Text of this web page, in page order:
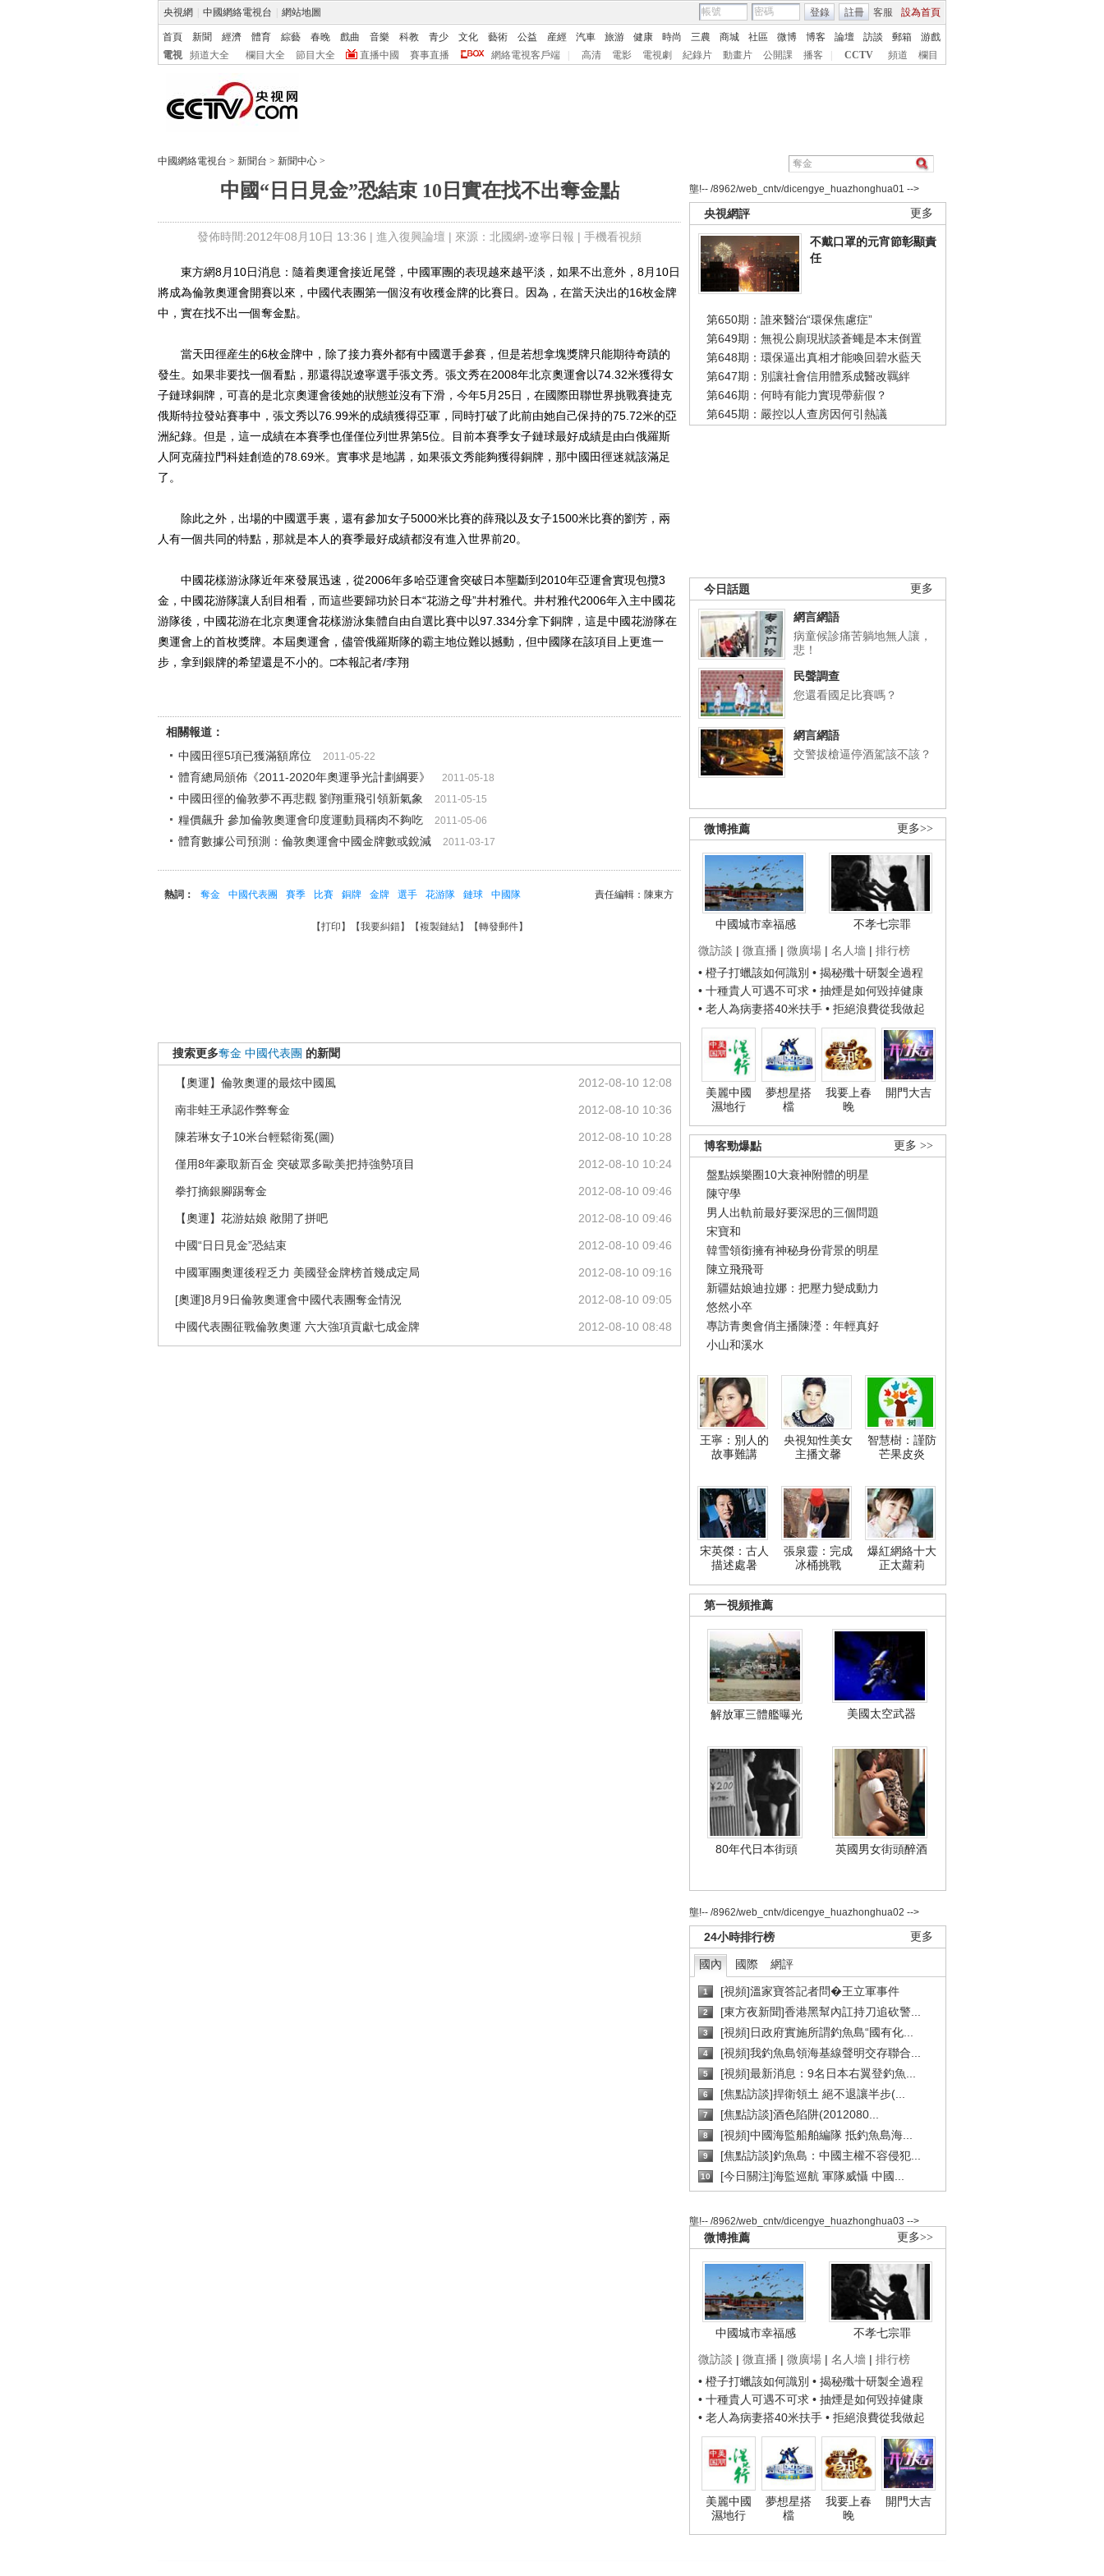
央視網 中國網絡電視台 網站地圖 客服 設為首頁
登錄 註冊
首頁 新聞 經濟 體育 綜藝 春晚 戲曲 音樂 科教 青少 文化 藝術 公益 産經 汽車 旅游 健康 時尚 三農 商城 社區 微博 博客 論壇 訪談 郵箱
游戲
電視
頻道大全 欄目大全 節目大全 直播中國 賽事直播 網絡電視客戶端 高清 電影 電視劇 紀錄片 動畫片 公開課 播客 CCTV 頻道 欄目
中國網絡電視台 > 新聞台 > 新聞中心 >
中國“日日見金”恐結束 10日實在找不出奪金點
發佈時間:2012年08月10日 13:36 | 進入復興論壇 | 來源：北國網-遼寧日報 | 手機看視頻
壟!-- /8962/web_cntv/dicengye_huazhonghua01 -->
更多
央視網評
不戴口罩的元宵節彰顯責
任
第650期：誰來醫治“環保焦慮症”
第649期：無視公廁現狀談蒼蠅是本末倒置
第648期：環保逼出真相才能喚回碧水藍天
第647期：別讓社會信用體系成醫改羈絆
第646期：何時有能力實現帶薪假？
第645期：嚴控以人查房因何引熱議
更多
今日話題
網言網語
病童候診痛苦躺地無人讓，
悲！
民聲調查
您還看國足比賽嗎？
網言網語
交警拔槍逼停酒駕該不該？
更多>>
微博推薦
中國城市幸福感
不孝七宗罪
微訪談 | 微直播 | 微廣場 | 名人墻 | 排行榜
• 橙子打蠟該如何識別 • 揭秘殲十研製全過程
• 十種貴人可遇不可求 • 抽煙是如何毀掉健康
• 老人為病妻搭40米扶手 • 拒絕浪費從我做起
美麗中國
濕地行
夢想星搭
檔
我要上春
晚
開門大吉
更多 >>
博客勁爆點
盤點娛樂圈10大衰神附體的明星
陳守學
男人出軌前最好要深思的三個問題
宋寶和
韓雪領銜擁有神秘身份背景的明星
陳立飛飛哥
新疆姑娘迪拉娜：把壓力變成動力
悠然小卒
專訪青奧會俏主播陳瀅：年輕真好
小山和溪水
王寧：別人的
故事難講
央視知性美女
主播文馨
智慧樹：謹防
芒果皮炎
宋英傑：古人
描述處暑
張泉靈：完成
冰桶挑戰
爆紅網絡十大
正太蘿莉
第一視頻推薦
解放軍三體艦曝光 美國太空武器
80年代日本街頭 英國男女街頭醉酒
壟!-- /8962/web_cntv/dicengye_huazhonghua02 -->
更多
24小時排行榜
國內 國際 網評
1 [視頻]溫家寶答記者問�王立軍事件
2 [東方夜新聞]香港黑幫內訌持刀追砍警...
3 [視頻]日政府實施所謂釣魚島“國有化...
4 [視頻]我釣魚島領海基線聲明交存聯合...
5 [視頻]最新消息：9名日本右翼登釣魚...
6 [焦點訪談]捍衛領土 絕不退讓半步(...
7 [焦點訪談]酒色陷阱(2012080...
8 [視頻]中國海監船舶編隊 抵釣魚島海...
9 [焦點訪談]釣魚島：中國主權不容侵犯...
10 [今日關注]海監巡航 軍隊威懾 中國...
壟!-- /8962/web_cntv/dicengye_huazhonghua03 -->
更多>>
微博推薦
中國城市幸福感
不孝七宗罪
微訪談 | 微直播 | 微廣場 | 名人墻 | 排行榜
• 橙子打蠟該如何識別 • 揭秘殲十研製全過程
• 十種貴人可遇不可求 • 抽煙是如何毀掉健康
• 老人為病妻搭40米扶手 • 拒絕浪費從我做起
美麗中國
濕地行
夢想星搭
檔
我要上春
晚
開門大吉
東方網8月10日消息：隨着奧運會接近尾聲，中國軍團的表現越來越平淡，如果不出意外，8月10日
將成為倫敦奧運會開賽以來，中國代表團第一個沒有收穫金牌的比賽日。因為，在當天決出的16枚金牌
中，實在找不出一個奪金點。
當天田徑産生的6枚金牌中，除了接力賽外都有中國選手參賽，但是若想拿塊獎牌只能期待奇蹟的
發生。如果非要找一個看點，那還得説遼寧選手張文秀。張文秀在2008年北京奧運會以74.32米獲得女
子鏈球銅牌，可喜的是北京奧運會後她的狀態並沒有下滑，今年5月25日，在國際田聯世界挑戰賽捷克
俄斯特拉發站賽事中，張文秀以76.99米的成績獲得亞軍，同時打破了此前由她自己保持的75.72米的亞
洲紀錄。但是，這一成績在本賽季也僅僅位列世界第5位。目前本賽季女子鏈球最好成績是由白俄羅斯
人阿克薩拉門科娃創造的78.69米。實事求是地講，如果張文秀能夠獲得銅牌，那中國田徑迷就該滿足
了。
除此之外，出場的中國選手裏，還有參加女子5000米比賽的薛飛以及女子1500米比賽的劉芳，兩
人有一個共同的特點，那就是本人的賽季最好成績都沒有進入世界前20。
中國花樣游泳隊近年來發展迅速，從2006年多哈亞運會突破日本壟斷到2010年亞運會實現包攬3
金，中國花游隊讓人刮目相看，而這些要歸功於日本“花游之母”井村雅代。井村雅代2006年入主中國花
游隊後，中國花游在北京奧運會花樣游泳集體自由自選比賽中以97.334分拿下銅牌，這是中國花游隊在
奧運會上的首枚獎牌。本屆奧運會，儘管俄羅斯隊的霸主地位難以撼動，但中國隊在該項目上更進一
步，拿到銀牌的希望還是不小的。□本報記者/李翔
相關報道：
中國田徑5項已獲滿額席位
2011-05-22
體育總局頒佈《2011-2020年奧運爭光計劃綱要》 2011-05-18
中國田徑的倫敦夢不再悲觀 劉翔重飛引領新氣象 2011-05-15
糧價飆升 參加倫敦奧運會印度運動員稱肉不夠吃 2011-05-06
體育數據公司預測：倫敦奧運會中國金牌數或銳減 2011-03-17
責任編輯：陳東方
熱詞： 奪金 中國代表團 賽季 比賽 銅牌 金牌 選手 花游隊 鏈球 中國隊
【打印 】【我要糾錯】【複製鏈結】【轉發郵件】
搜索更多奪金 中國代表團 的新聞
2012-08-10 12:08
【奧運】倫敦奧運的最炫中國風
2012-08-10 10:36
南非蛙王承認作弊奪金
2012-08-10 10:28
陳若琳女子10米台輕鬆衛冕(圖)
2012-08-10 10:24
僅用8年豪取新百金 突破眾多歐美把持強勢項目
2012-08-10 09:46
拳打摘銀腳踢奪金
2012-08-10 09:46
【奧運】花游姑娘 敞開了拼吧
2012-08-10 09:46
中國“日日見金”恐結束
2012-08-10 09:16
中國軍團奧運後程乏力 美國登金牌榜首幾成定局
2012-08-10 09:05
[奧運]8月9日倫敦奧運會中國代表團奪金情況
2012-08-10 08:48
中國代表團征戰倫敦奧運 六大強項貢獻七成金牌